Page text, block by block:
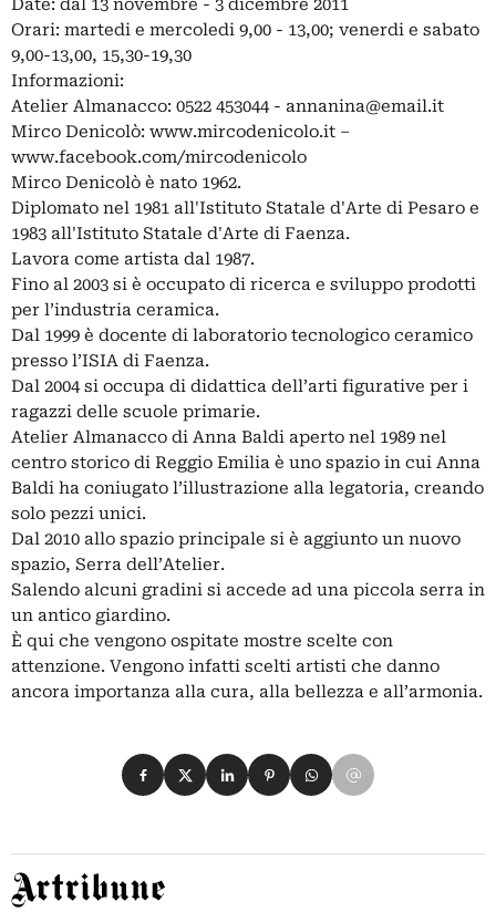
Date: dal 13 novembre - 3 dicembre 2011
Orari: martedi e mercoledi 9,00 - 13,00; venerdi e sabato
9,00-13,00, 15,30-19,30
Informazioni:
Atelier Almanacco: 0522 453044 - annanina@email.it
Mirco Denicolò: www.mircodenicolo.it –
www.facebook.com/mircodenicolo
Mirco Denicolò è nato 1962.
Diplomato nel 1981 all'Istituto Statale d'Arte di Pesaro e
1983 all'Istituto Statale d'Arte di Faenza.
Lavora come artista dal 1987.
Fino al 2003 si è occupato di ricerca e sviluppo prodotti
per l’industria ceramica.
Dal 1999 è docente di laboratorio tecnologico ceramico
presso l’ISIA di Faenza.
Dal 2004 si occupa di didattica dell’arti figurative per i
ragazzi delle scuole primarie.
Atelier Almanacco di Anna Baldi aperto nel 1989 nel
centro storico di Reggio Emilia è uno spazio in cui Anna
Baldi ha coniugato l’illustrazione alla legatoria, creando
solo pezzi unici.
Dal 2010 allo spazio principale si è aggiunto un nuovo
spazio, Serra dell’Atelier.
Salendo alcuni gradini si accede ad una piccola serra in
un antico giardino.
È qui che vengono ospitate mostre scelte con
attenzione. Vengono infatti scelti artisti che danno
ancora importanza alla cura, alla bellezza e all’armonia.
Condividi su Facebook
Condividi su X
Condividi su LinkedIn
Condividi su Pinterest
Condividi su WhatsApp
Condividi su Email
Artribune